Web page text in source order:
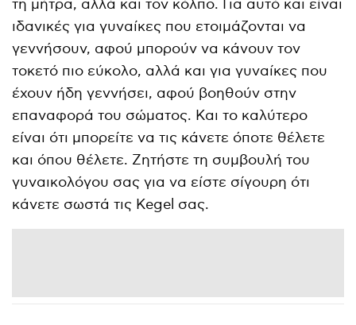
τη μήτρα, αλλά και τον κόλπο. Για αυτό και είναι
ιδανικές για γυναίκες που ετοιμάζονται να
γεννήσουν, αφού μπορούν να κάνουν τον
τοκετό πιο εύκολο, αλλά και για γυναίκες που
έχουν ήδη γεννήσει, αφού βοηθούν στην
επαναφορά του σώματος. Και το καλύτερο
είναι ότι μπορείτε να τις κάνετε όποτε θέλετε
και όπου θέλετε. Ζητήστε τη συμβουλή του
γυναικολόγου σας για να είστε σίγουρη ότι
κάνετε σωστά τις Kegel σας.